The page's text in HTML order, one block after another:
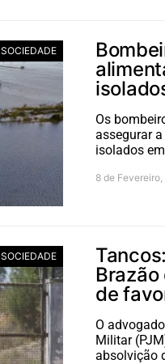
SOCIEDADE
Os
assegurar
isolados
8 de
SOCIEDADE
de
O
Militar
absolvição